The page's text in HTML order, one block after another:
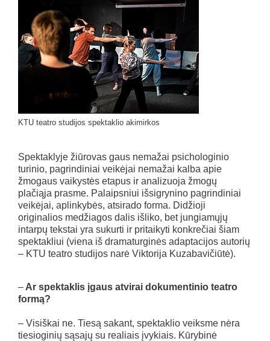
KTU teatro studijos spektaklio akimirkos
Spektaklyje žiūrovas gaus nemažai psichologinio
turinio, pagrindiniai veikėjai nemažai kalba apie
žmogaus vaikystės etapus ir analizuoja žmogų
plačiąja prasme. Palaipsniui išsigrynino pagrindiniai
veikėjai, aplinkybės, atsirado forma. Didžioji
originalios medžiagos dalis išliko, bet jungiamųjų
intarpų tekstai yra sukurti ir pritaikyti konkrečiai šiam
spektakliui (viena iš dramaturginės adaptacijos autorių
– KTU teatro studijos narė Viktorija Kuzabavičiūtė).
– Ar spektaklis įgaus atvirai dokumentinio teatro
formą?
– Visiškai ne. Tiesą sakant, spektaklio veiksme nėra
tiesioginių sąsajų su realiais įvykiais. Kūrybinė